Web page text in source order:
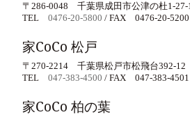
〒286-0048 千葉県成田市公津の杜1-27-
TEL0476-20-5800 / FAX 0476-20-5200
家CoCo 松戸
〒270-2214 千葉県松戸市松飛台392-12
TEL047-383-4500 / FAX 047-383-4501
家CoCo 柏の葉